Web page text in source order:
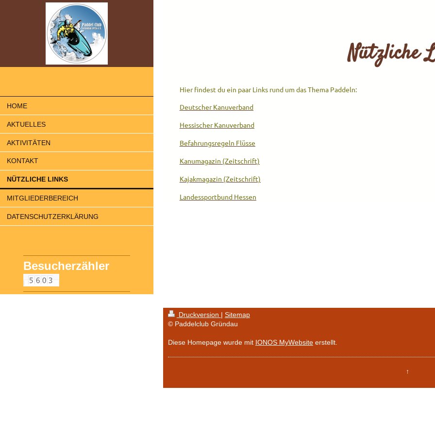
HOME
AKTUELLES
AKTIVITÄTEN
KONTAKT
NÜTZLICHE LINKS
MITGLIEDERBEREICH
DATENSCHUTZERKLÄRUNG
Besucherzähler
Nützliche
Hier findest du ein paar Links rund um das Thema Paddeln:
Deutscher Kanuverband
Hessischer Kanuverband
Befahrungsregeln Flüsse
Kanumagazin (Zeitschrift)
Kajakmagazin (Zeitschrift)
Landessportbund Hessen
Druckversion | Sitemap
© Paddelclub Gründau
Diese Homepage wurde mit IONOS MyWebsiteerstellt.
↑